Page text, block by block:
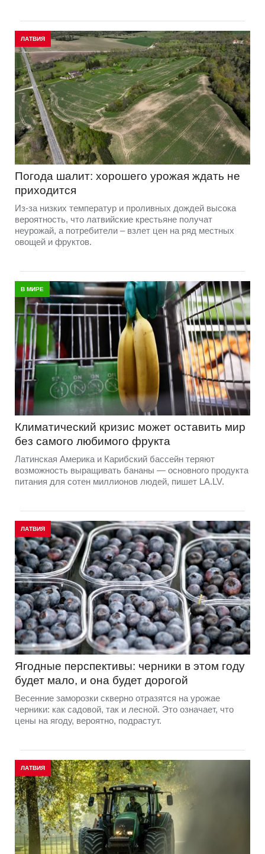
ЛАТВИЯ
Погода шалит: хорошего урожая ждать не
приходится
Из-за низких температур и проливных дождей высока
вероятность, что латвийские крестьяне получат
неурожай, а потребители – взлет цен на ряд местных
овощей и фруктов.
В МИРЕ
Климатический кризис может оставить мир
без самого любимого фрукта
Латинская Америка и Карибский бассейн теряют
возможность выращивать бананы — основного продукта
питания для сотен миллионов людей, пишет LA.LV.
ЛАТВИЯ
Ягодные перспективы: черники в этом году
будет мало, и она будет дорогой
Весенние заморозки скверно отразятся на урожае
черники: как садовой, так и лесной. Это означает, что
цены на ягоду, вероятно, подрастут.
ЛАТВИЯ